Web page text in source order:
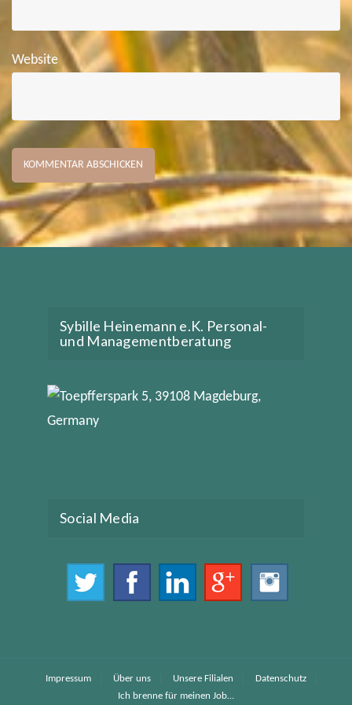
Website
Sybille Heinemann e.K. Personal-
und Managementberatung
Social Media
Impressum Über uns Unsere Filialen
Datenschutz
Ich brenne für meinen Job…